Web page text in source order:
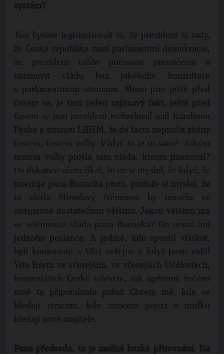
systém?
Tím bysme legitimizovali to, že prezident si tady,
že Česká republika není parlamentní demokracie,
že prezident může jmenovat premiérem a
ustanovit vládu bez jakékoliv konzultace
s parlamentními stranami. Mimo jiné ještě před
časem se, je tam jeden zajímavý fakt, ještě před
časem se pan prezident rozhodoval nad Karolínou
Peake a stranou LIDEM, že de facto neprošla žádný
testem, testem volby. Vždyť to je to samé. Jakým
testem volby prošla tato vláda, kterou jmenoval?
On dokonce včera říkal, že on si myslel, že když, že
jmenuje pana Rusnoka proto, protože si myslel, že
ta vláda Miroslavy Němcové by neměla ve
sněmovně dostatečnou většinu. Jakou většinu má
ve sněmovně vláda pana Rusnoka? On nemá ani
jednoho poslance. A jediné, kdo spustil vřískot,
byli komunisté a Věci veřejné a když jsem viděl
Víta Bártu ve včerejším, ve včerejších Událostech,
komentářích České televize, tak upřímně řečeno
mně to připomínalo pořad Chcete mě, kde se
hledají ztracení, kde ztracení pejsci z útulku
hledají nové majitele.
Pane předsedo, to je možná hezké přirovnání. Na